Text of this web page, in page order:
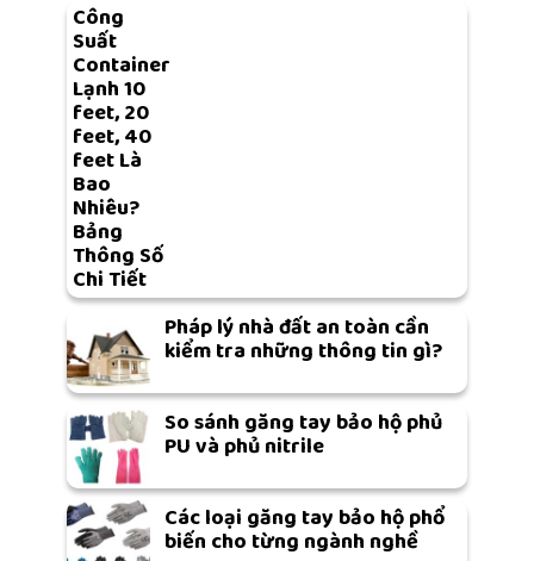
Công
Suất
Container
Lạnh 10
feet, 20
feet, 40
feet Là
Bao
Nhiêu?
Bảng
Thông Số
Chi Tiết
Pháp lý nhà đất an toàn cần
kiểm tra những thông tin gì?
So sánh găng tay bảo hộ phủ
PU và phủ nitrile
Các loại găng tay bảo hộ phổ
biến cho từng ngành nghề